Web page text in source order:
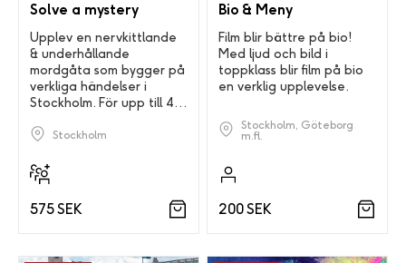
Solve a mystery
Upplev en nervkittlande
& underhållande
mordgåta som bygger på
verkliga händelser i
Stockholm. För upp till 4
Stockholm
575 SEK
Bio & Meny
Film blir bättre på bio!
Med ljud och bild i
toppklass blir film på bio
en verklig upplevelse.
Stockholm, Göteborg
m.fl.
200 SEK